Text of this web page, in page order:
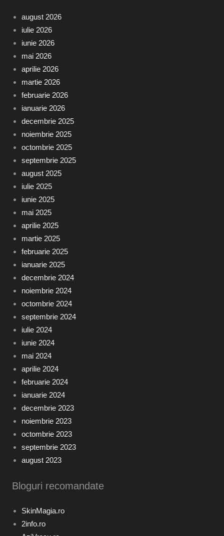
august 2026
iulie 2026
iunie 2026
mai 2026
aprilie 2026
martie 2026
februarie 2026
ianuarie 2026
decembrie 2025
noiembrie 2025
octombrie 2025
septembrie 2025
august 2025
iulie 2025
iunie 2025
mai 2025
aprilie 2025
martie 2025
februarie 2025
ianuarie 2025
decembrie 2024
noiembrie 2024
octombrie 2024
septembrie 2024
iulie 2024
iunie 2024
mai 2024
aprilie 2024
februarie 2024
ianuarie 2024
decembrie 2023
noiembrie 2023
octombrie 2023
septembrie 2023
august 2023
Bloguri recomandate
SkinMagia.ro
2info.ro